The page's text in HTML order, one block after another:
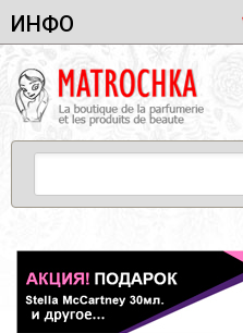
ИНФО
ЖЕНСКАЯ
МУЖСКАЯ
УНИСЕКС
УХОД